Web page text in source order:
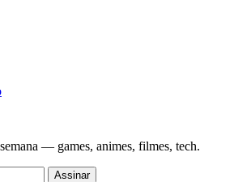
— games, animes, filmes, tech.
Assinar